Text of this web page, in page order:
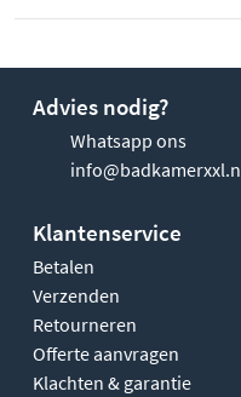
Advies nodig?
Whatsapp ons
Klantenservice
Betalen
Verzenden
Retourneren
Offerte aanvragen
Klachten & garantie